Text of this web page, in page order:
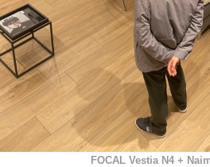
FOCAL Vestia N4 +